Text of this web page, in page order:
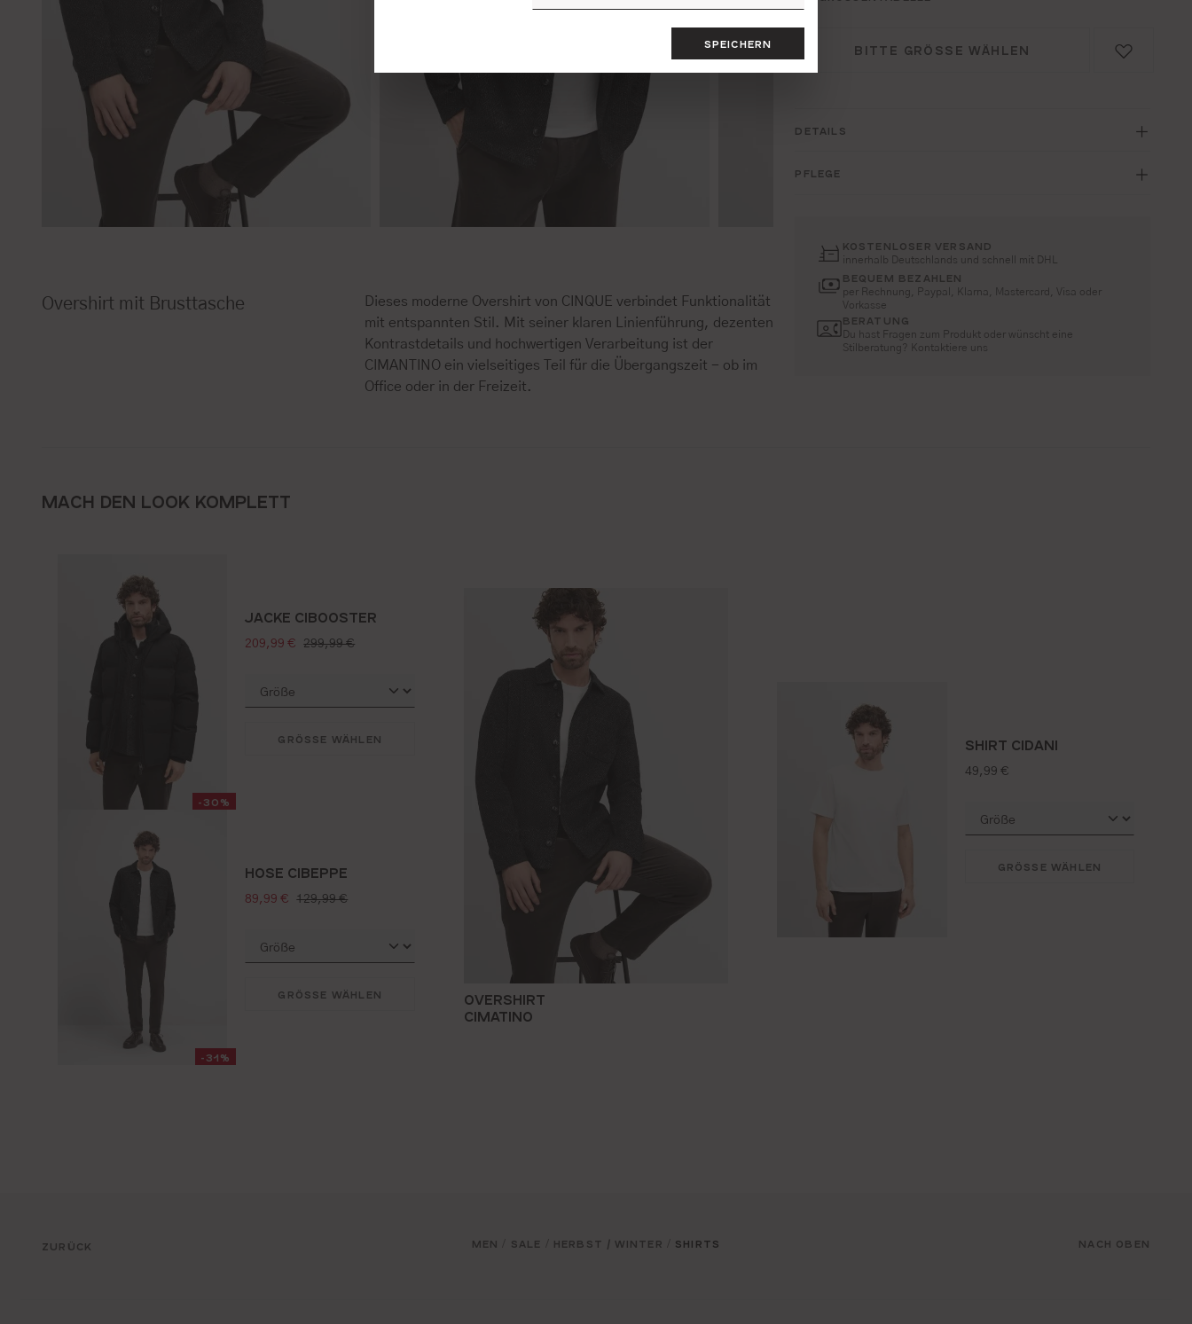
Overshirt mit Brusttasche
Dieses moderne Overshirt von CINQUE verbindet Funktionalität
mit entspannten Stil. Mit seiner klaren Linienführung, dezenten
Kontrastdetails und hochwertigen Verarbeitung ist der
CIMANTINO ein vielseitiges Teil für die Übergangszeit - ob im
Office oder in der Freizeit.
BITTE GRÖSSE WÄHLEN
DETAILS
PFLEGE
KOSTENLOSER VERSAND
innerhalb Deutschlands und schnell mit DHL
BEQUEM BEZAHLEN
per Rechnung, Paypal, Klarna, Mastercard, Visa oder
Vorkasse
BERATUNG
Du hast Fragen zum Produkt oder wünscht eine
Stilberatung? Kontaktiere uns
MACH DEN LOOK KOMPLETT
OVERSHIRT
CIMATINO
-30%
JACKE CIBOOSTER
verkaufspreis:
209,99 € regulärer preis:
299,99 €
GRÖSSE WÄHLEN
-31%
HOSE CIBEPPE
verkaufspreis:
89,99 € regulärer preis:
129,99 €
GRÖSSE WÄHLEN
SHIRT CIDANI
regulärer preis:
49,99 €
GRÖSSE WÄHLEN
ZURÜCK MEN SALE HERBST / WINTER SHIRTS NACH OBEN
SPEICHERN